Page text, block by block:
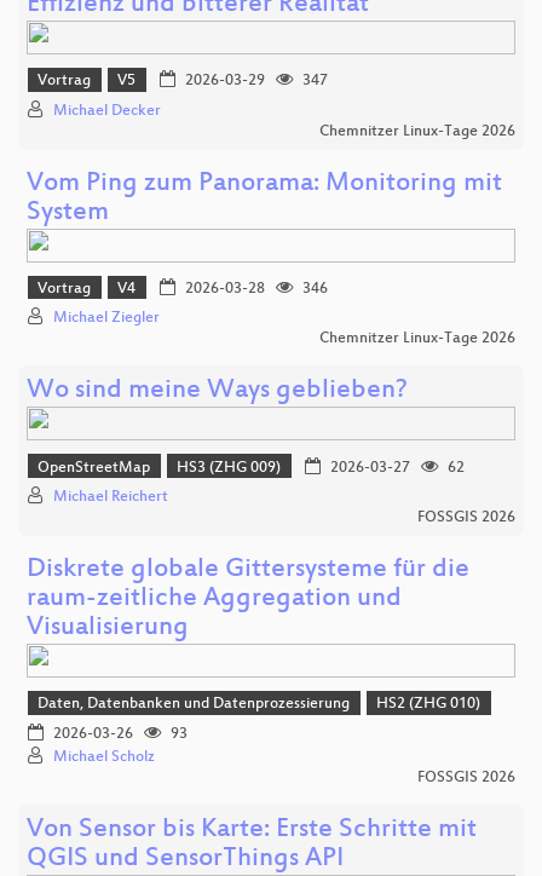
Vortrag V5 2026-03-29
347
Michael Decker
Chemnitzer Linux-Tage 2026
Vom Ping zum Panorama: Monitoring mit
System
Vortrag V4 2026-03-28
346
Michael Ziegler
Chemnitzer Linux-Tage 2026
Wo sind meine Ways geblieben?
OpenStreetMap HS3 (ZHG 009) 2026-03-27
62
Michael Reichert
FOSSGIS 2026
Diskrete globale Gittersysteme für die
raum-zeitliche Aggregation und
Visualisierung
Daten, Datenbanken und Datenprozessierung
HS2 (ZHG 010)
2026-03-26
93
Michael Scholz
FOSSGIS 2026
Von Sensor bis Karte: Erste Schritte mit
QGIS und SensorThings API